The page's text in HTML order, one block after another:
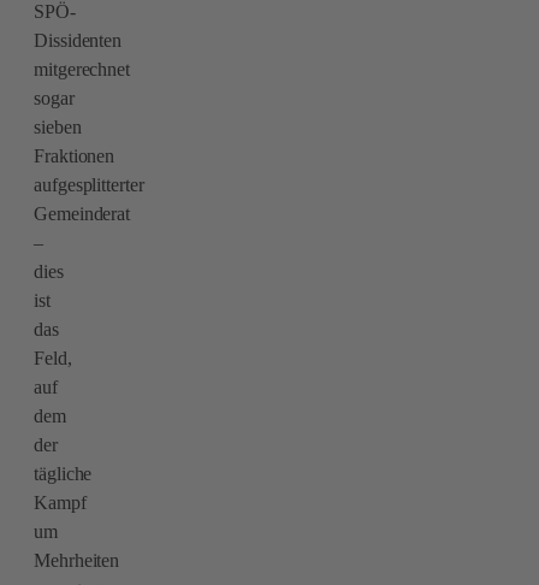
SPÖ-
Dissidenten
mitgerechnet
sogar
sieben
Fraktionen
aufgesplitterter
Gemeinderat
–
dies
ist
das
Feld,
auf
dem
der
tägliche
Kampf
um
Mehrheiten